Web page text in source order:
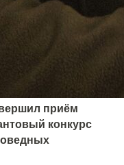
приём
конкурс